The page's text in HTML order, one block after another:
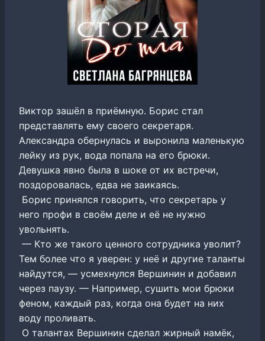
Виктор зашёл в приёмную. Борис стал
представлять ему своего секретаря.
Александра обернулась и выронила маленькую
лейку из рук, вода попала на его брюки.
Девушка явно была в шоке от их встречи,
поздоровалась, едва не заикаясь.
Борис принялся говорить, что секретарь у
него профи в своём деле и её не нужно
увольнять.
— Кто же такого ценного сотрудника уволит?
Тем более что я уверен: у неё и другие таланты
найдутся, — усмехнулся Вершинин и добавил
через паузу. — Например, сушить мои брюки
феном, каждый раз, когда она будет на них
воду проливать.
О талантах Вершинин сделал жирный намëк,